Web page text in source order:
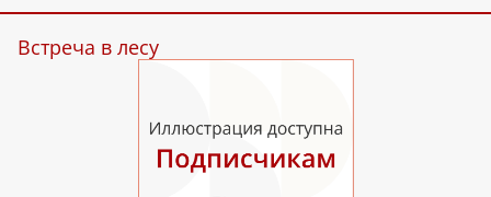
Встреча в лесу